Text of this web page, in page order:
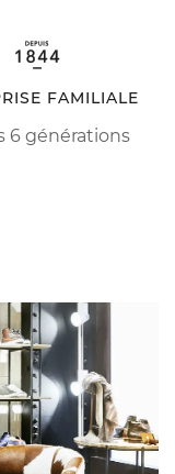
FAMILIALE
6 générations